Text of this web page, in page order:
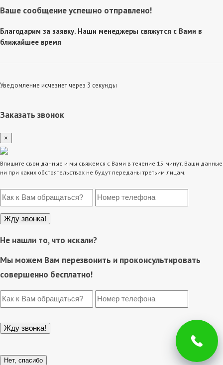
Ваше сообщение успешно отправлено!
Благодарим за заявку. Наши менеджеры свяжутся с Вами в
ближайшее время
Уведомление исчезнет через 3 секунды
Заказать звонок
×
Впишите свои данные и мы свяжемся с Вами в течение 15 минут. Ваши данные
ни при каких обстоятельствах не будут переданы третьим лицам.
Не нашли то, что искали?
Мы можем Вам перезвонить и проконсультировать
совершенно бесплатно!
Нет, спасибо